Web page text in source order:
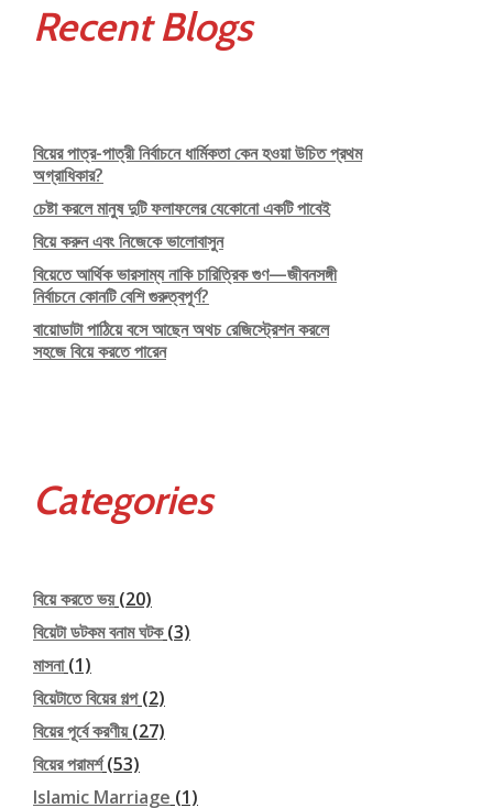
Recent Blogs
বিয়ের পাত্র-পাত্রী নির্বাচনে ধার্মিকতা কেন হওয়া উচিত প্রথম
অগ্রাধিকার?
চেষ্টা করলে মানুষ দুটি ফলাফলের যেকোনো একটি পাবেই
বিয়ে করুন এবং নিজেকে ভালোবাসুন
বিয়েতে আর্থিক ভারসাম্য নাকি চারিত্রিক গুণ—জীবনসঙ্গী
নির্বাচনে কোনটি বেশি গুরুত্বপূর্ণ?
বায়োডাটা পাঠিয়ে বসে আছেন অথচ রেজিস্ট্রেশন করলে
সহজে বিয়ে করতে পারেন
Categories
বিয়ে করতে ভয়(20)
বিয়েটা ডটকম বনাম ঘটক(3)
মাসনা(1)
বিয়েটাতে বিয়ের গল্প(2)
বিয়ের পূর্বে করণীয়(27)
বিয়ের পরামর্শ(53)
Islamic Marriage (1)